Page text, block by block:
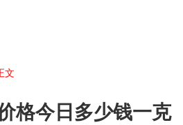
文
格今日多少钱一克